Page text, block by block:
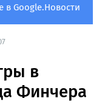
в Google.Новости
в
Финчера